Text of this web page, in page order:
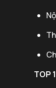
TOP